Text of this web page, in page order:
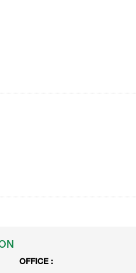
OFFICE :